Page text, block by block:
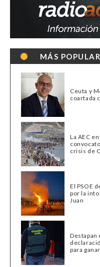
MÁS
Ceuta y
coartada
La AEC
crisis de
El PSOE
por la
Juan
Destapan
para